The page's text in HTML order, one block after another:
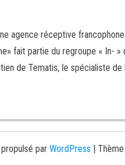
agence réceptive
fait partie du regroupe « In- »
de Tematis, le spécialiste de
par WordPress | Thème